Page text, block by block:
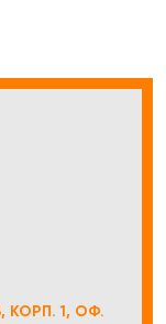
КОРП. 1, ОФ.